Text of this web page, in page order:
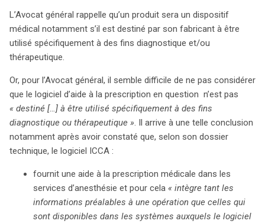
L’Avocat général rappelle qu’un produit sera un dispositif
médical notamment s’il est destiné par son fabricant à être
utilisé spécifiquement à des fins diagnostique et/ou
thérapeutique.
Or, pour l’Avocat général, il semble difficile de ne pas considérer
que le logiciel d’aide à la prescription en question n’est pas
« destiné […] à être utilisé spécifiquement à des fins
diagnostique ou thérapeutique ». Il arrive à une telle conclusion
notamment après avoir constaté que, selon son dossier
technique, le logiciel ICCA :
fournit une aide à la prescription médicale dans les
services d’anesthésie et pour cela « intègre tant les
informations préalables à une opération que celles qui
sont disponibles dans les systèmes auxquels le logiciel